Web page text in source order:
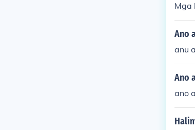
Mga
Ano
anu
Ano
ano